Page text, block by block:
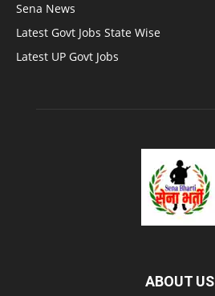
Sena News
Latest Govt Jobs State Wise
Latest UP Govt Jobs
ABOUT US